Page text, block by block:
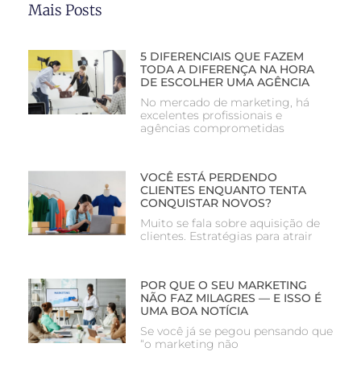
Mais Posts
5 DIFERENCIAIS QUE FAZEM
TODA A DIFERENÇA NA HORA
DE ESCOLHER UMA AGÊNCIA
No mercado de marketing, há
excelentes profissionais e
agências comprometidas
VOCÊ ESTÁ PERDENDO
CLIENTES ENQUANTO TENTA
CONQUISTAR NOVOS?
Muito se fala sobre aquisição de
clientes. Estratégias para atrair
POR QUE O SEU MARKETING
NÃO FAZ MILAGRES — E ISSO É
UMA BOA NOTÍCIA
Se você já se pegou pensando que
“o marketing não